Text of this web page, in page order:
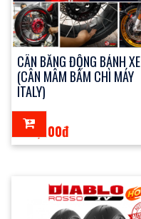
CÂN BẰNG ĐỘNG BÁNH XE
(CÂN MÂM BẤM CHÌ MÁY
ITALY)
100,000đ